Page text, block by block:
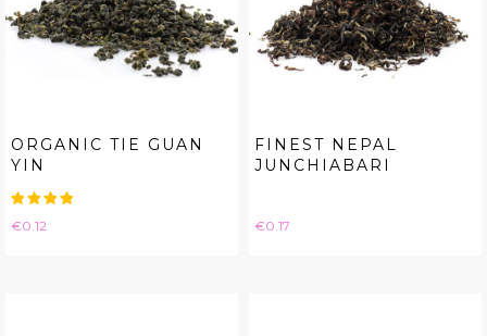
ORGANIC TIE GUAN
YIN
Price
€0.12
FINEST NEPAL
JUNCHIABARI
Price
€0.17